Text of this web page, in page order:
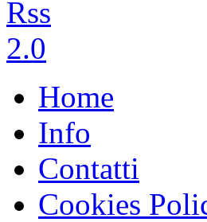
Home
Info
Contatti
Cookies